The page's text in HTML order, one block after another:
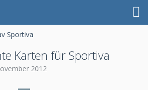
Sportiva
Karten für Sportiva
2012